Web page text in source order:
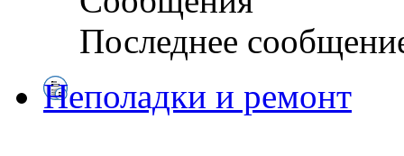
Последнее
Неполадки и ремонт